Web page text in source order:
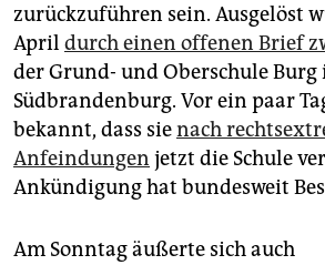
zurückzuführen sein. Ausgelöst
April durch einen offenen Brief
der Grund- und Oberschule Burg
Südbrandenburg. Vor ein paar
bekannt, dass sienach
Anfeindungen jetzt die Schule
Ankündigung hat bundesweit
Am Sonntag äußerte sich auch